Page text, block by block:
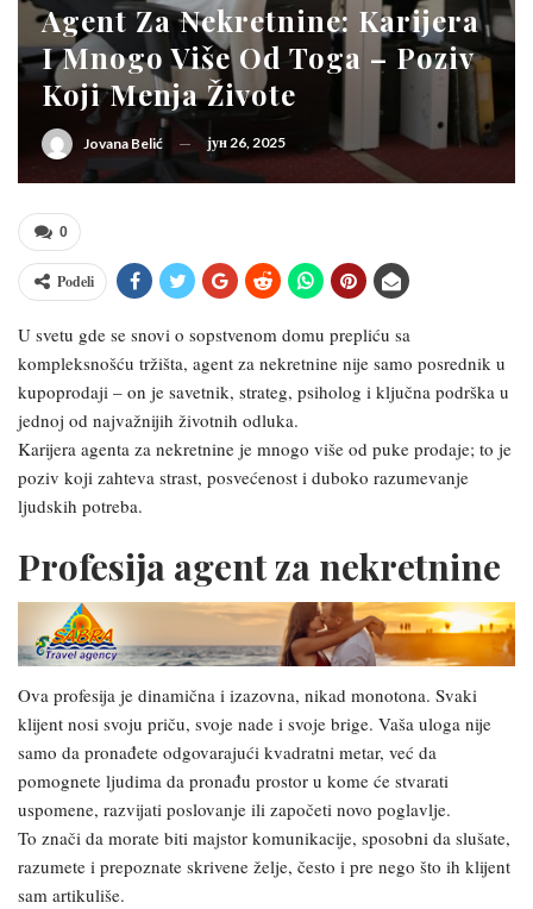
Agent Za Nekretnine: Karijera
I Mnogo Više Od Toga – Poziv
Koji Menja Živote
Jovana Belić јун 26, 2025
0
Podeli
U svetu gde se snovi o sopstvenom domu prepliću sa
kompleksnošću tržišta, agent za nekretnine nije samo posrednik u
kupoprodaji – on je savetnik, strateg, psiholog i ključna podrška u
jednoj od najvažnijih životnih odluka.
Karijera agenta za nekretnine je mnogo više od puke prodaje; to je
poziv koji zahteva strast, posvećenost i duboko razumevanje
ljudskih potreba.
Profesija agent za nekretnine
Ova profesija je dinamična i izazovna, nikad monotona. Svaki
klijent nosi svoju priču, svoje nade i svoje brige. Vaša uloga nije
samo da pronađete odgovarajući kvadratni metar, već da
pomognete ljudima da pronađu prostor u kome će stvarati
uspomene, razvijati poslovanje ili započeti novo poglavlje.
To znači da morate biti majstor komunikacije, sposobni da slušate,
razumete i prepoznate skrivene želje, često i pre nego što ih klijent
sam artikuliše.